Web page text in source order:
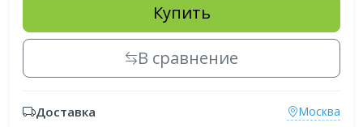
Купить
В сравнение
Доставка Москва